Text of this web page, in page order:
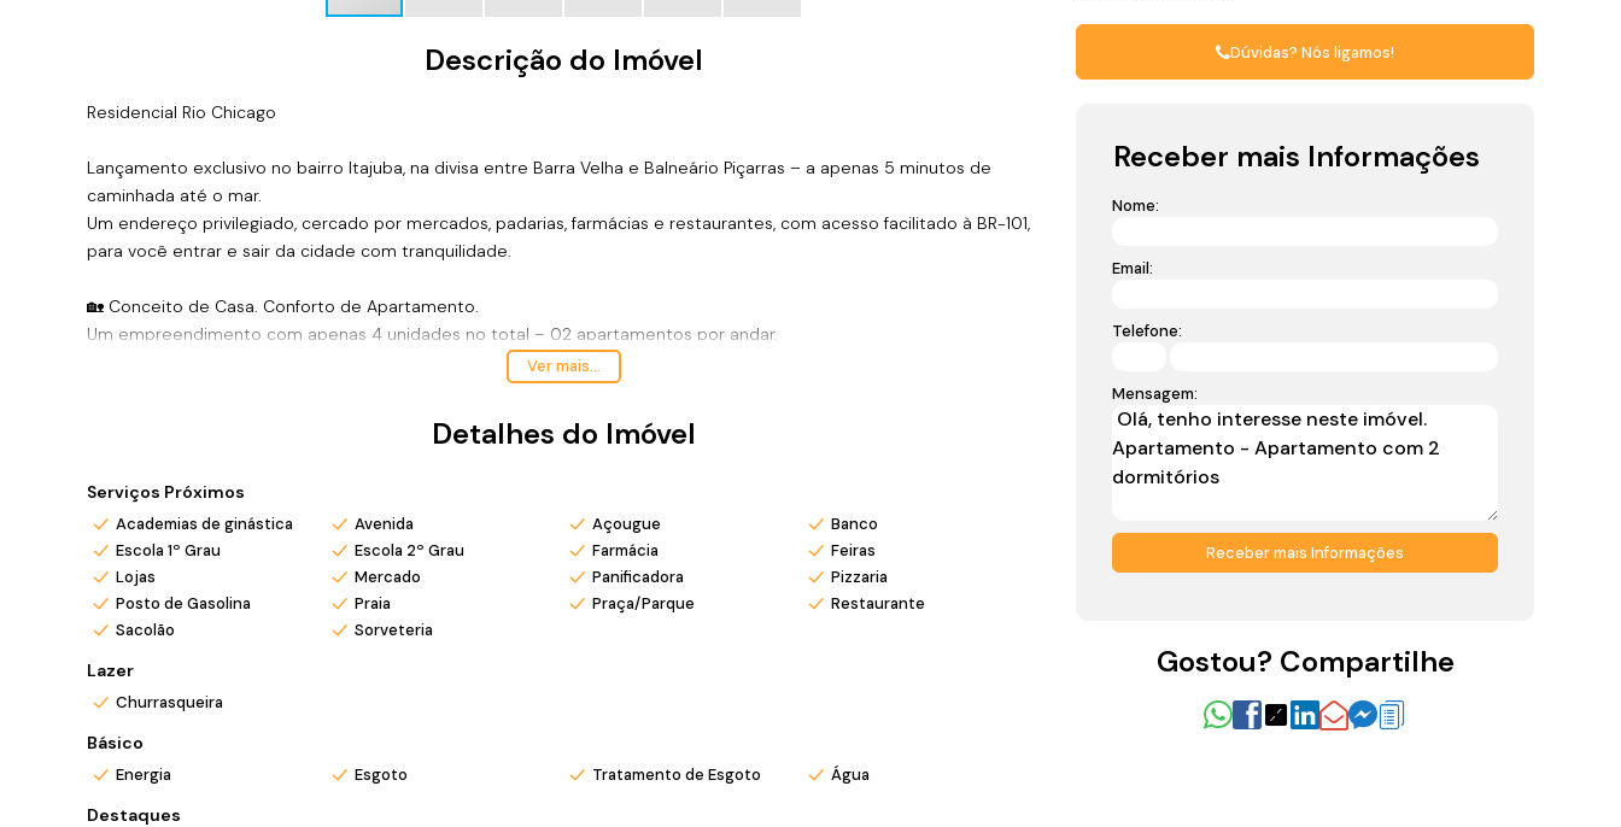
Descrição do Imóvel
Residencial Rio Chicago
Lançamento exclusivo no bairro Itajuba, na divisa entre Barra Velha e Balneário Piçarras – a apenas 5 minutos de
caminhada até o mar.
Um endereço privilegiado, cercado por mercados, padarias, farmácias e restaurantes, com acesso facilitado à BR-101,
para você entrar e sair da cidade com tranquilidade.
🏡 Conceito de Casa. Conforto de Apartamento.
Um empreendimento com apenas 4 unidades no total – 02 apartamentos por andar.
✅ Amplo living integrado à cozinha e área da churrasqueira
✅ Banheiro social
✅ Duas vagas de garagem por unidade
✅ Planta inteligente e funcional
*Valor e disponibilidade sujeito a confirmação.
*Atendo também em finais de semana e feriados com pré agendamento.
*Ligue ou envie WhatsApp (47) 9 9705-6188. Siga meu Instagram @ronei_jaciel
Ver mais...
Detalhes do Imóvel
Serviços Próximos
Academias de ginástica Avenida Açougue
Banco
Escola 1º Grau
Escola 2º Grau Farmácia
Feiras
Lojas
Mercado Panificadora
Pizzaria
Posto de Gasolina
Praia Praça/Parque
Restaurante
Sacolão
Sorveteria
Lazer
Churrasqueira
Básico
Energia Esgoto Tratamento de Esgoto Água
Destaques
Dúvidas? Nós ligamos!
Receber mais Informações
Nome:
Email:
Telefone:
Mensagem:
Gostou? Compartilhe